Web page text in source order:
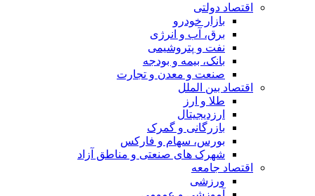
اقتصاد دولتی
بازار خودرو
برق، آب و انرژی
نفت و پتروشیمی
بانک، بیمه و بودجه
صنعت و معدن و تجارت
اقتصاد بین الملل
طلا و ارز
ارزدیجیتال
بازرگانی و گمرک
بورس، سهام و فارکس
شهرک های صنعتی و مناطق آزاد
اقتصاد جامعه
ورزشی